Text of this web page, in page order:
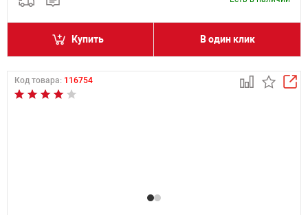
Купить В один клик
Код товара: 116754